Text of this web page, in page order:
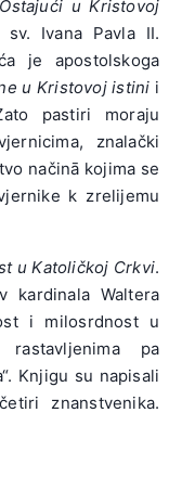
Ostajući u Kristovoj
Ivana Pavla II.
je apostolskoga
u Kristovoj istini i
pastiri moraju
znalački
načinā kojima se
k zrelijemu
u Katoličkoj Crkvi.
kardinala Waltera
i milosrdnost u
rastavljenima pa
Knjigu su napisali
znanstvenika.